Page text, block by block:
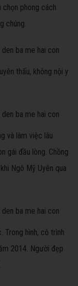
chọn phong cách
chúng.
thấu, không nội y
và làm việc lâu
gái đầu lòng. Chồng
Ngô Mỹ Uyên qua
Trong hình, cô trình
2014. Người đẹp